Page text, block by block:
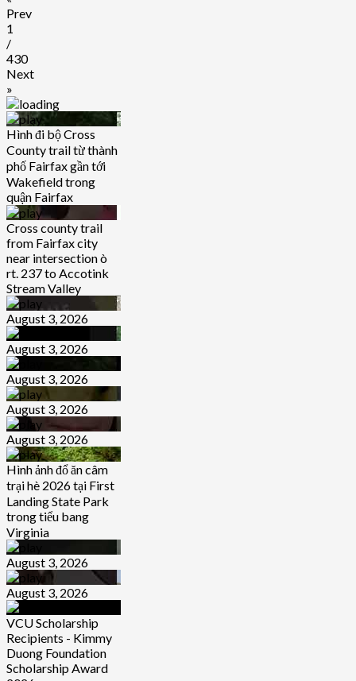
Prev
1
/
430
Next
»
Hình đi bộ Cross
County trail từ thành
phố Fairfax gần tới
Wakefield trong
quận Fairfax
Cross county trail
from Fairfax city
near intersection ò
rt. 237 to Accotink
Stream Valley
August 3, 2026
August 3, 2026
August 3, 2026
August 3, 2026
August 3, 2026
Hình ảnh đổ ăn câm
trại hè 2026 tại First
Landing State Park
trong tiểu bang
Virginia
August 3, 2026
August 3, 2026
VCU Scholarship
Recipients - Kimmy
Duong Foundation
Scholarship Award